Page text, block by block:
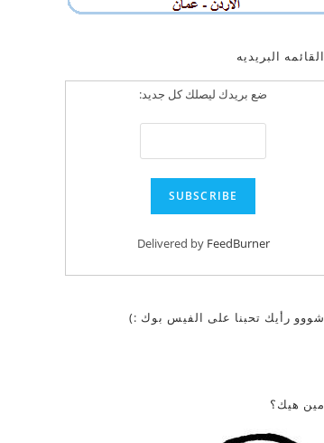
القائمه البريديه
ضع بريدك ليصلك كل جديد:
Delivered by FeedBurner
شووو رأيك تحبنا على الفيس بوك :)
مين هيك؟